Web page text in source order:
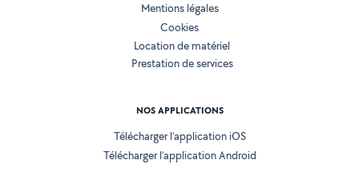
Mentions légales
Cookies
Location de matériel
Prestation de services
NOS APPLICATIONS
Télécharger l’application iOS
Télécharger l’application Android